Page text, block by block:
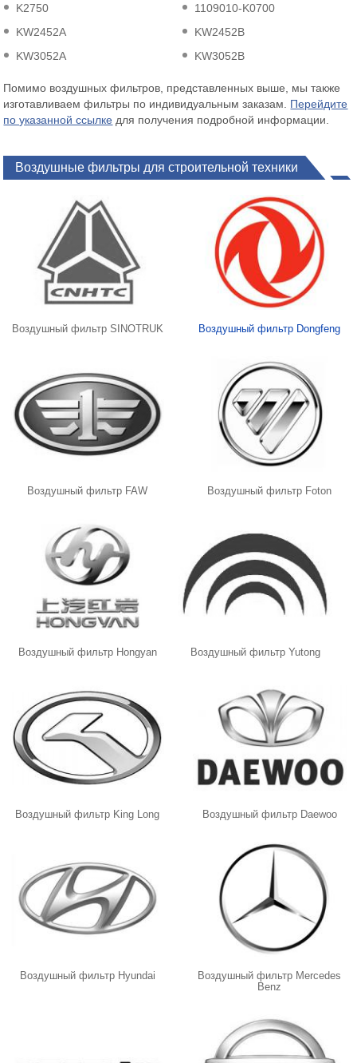
K2750
1109010-K0700
KW2452A
KW2452B
KW3052A
KW3052B
Помимо воздушных фильтров, представленных выше, мы также
изготавливаем фильтры по индивидуальным заказам. Перейдите
по указанной ссылке для получения подробной информации.
Воздушные фильтры для строительной техники
Воздушный фильтр SINOTRUK Воздушный фильтр Dongfeng
Воздушный фильтр FAW Воздушный фильтр Foton
Воздушный фильтр Hongyan Воздушный фильтр Yutong
Воздушный фильтр King Long Воздушный фильтр Daewoo
Воздушный фильтр Hyundai
Воздушный фильтр Mercedes
Benz